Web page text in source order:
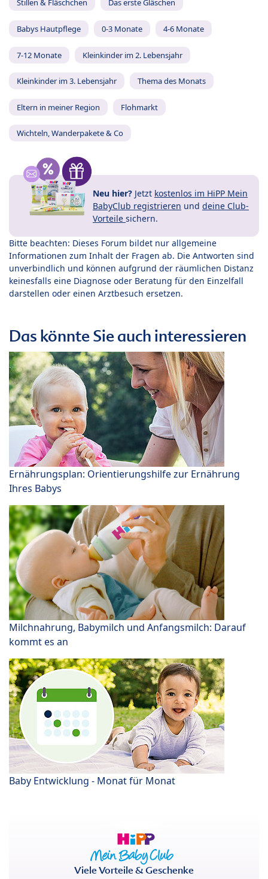
Stillen & Fläschchen Das erste Gläschen
Babys Hautpflege 0-3 Monate 4-6 Monate
7-12 Monate Kleinkinder im 2. Lebensjahr
Kleinkinder im 3. Lebensjahr Thema des Monats
Eltern in meiner Region Flohmarkt
Wichteln, Wanderpakete & Co
Neu hier? Jetzt kostenlos im HiPP Mein
BabyClub registrieren und deine Club-
Vorteile sichern.
Bitte beachten: Dieses Forum bildet nur allgemeine
Informationen zum Inhalt der Fragen ab. Die Antworten sind
unverbindlich und können aufgrund der räumlichen Distanz
keinesfalls eine Diagnose oder Beratung für den Einzelfall
darstellen oder einen Arztbesuch ersetzen.
Das könnte Sie auch interessieren
Ernährungsplan: Orientierungshilfe zur Ernährung
Ihres Babys
Milchnahrung, Babymilch und Anfangsmilch: Darauf
kommt es an
Baby Entwicklung - Monat für Monat
Viele Vorteile & Geschenke